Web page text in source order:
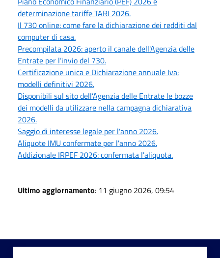
determinazione tariffe TARI 2026.
Il 730 online: come fare la dichiarazione dei redditi dal
computer di casa.
Precompilata 2026: aperto il canale dell'Agenzia delle
Entrate per l’invio del 730.
Certificazione unica e Dichiarazione annuale Iva:
modelli definitivi 2026.
Disponibili sul sito dell’Agenzia delle Entrate le bozze
dei modelli da utilizzare nella campagna dichiarativa
2026.
Saggio di interesse legale per l'anno 2026.
Aliquote IMU confermate per l'anno 2026.
Addizionale IRPEF 2026: confermata l'aliquota.
Ultimo aggiornamento: 11 giugno 2026, 09:54